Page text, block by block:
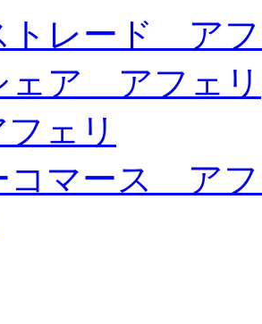
トレード ア
ェア アフェリ
ェリ
コマース ア